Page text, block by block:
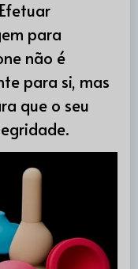
para
não é
para si, mas
que o seu